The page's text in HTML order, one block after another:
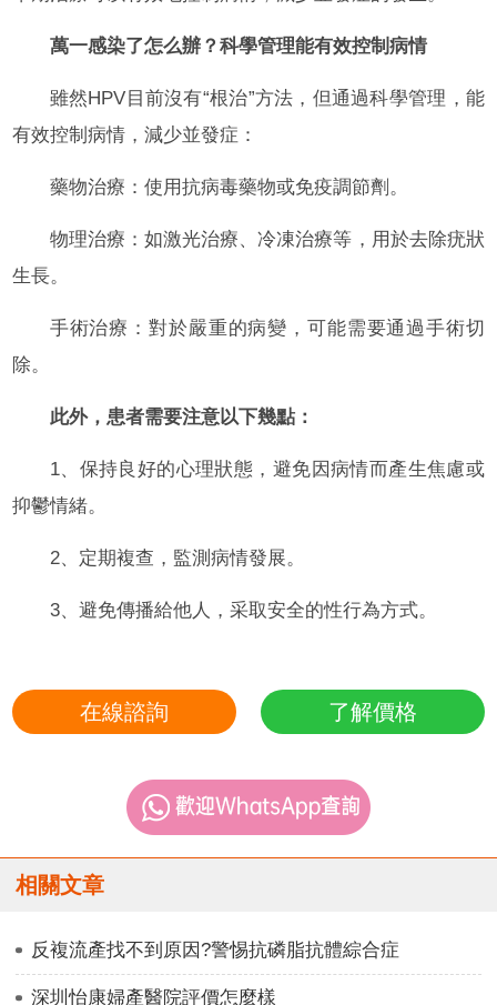
萬一感染了怎么辦？科學管理能有效控制病情
雖然HPV目前沒有“根治”方法，但通過科學管理，能
有效控制病情，減少並發症：
藥物治療：使用抗病毒藥物或免疫調節劑。
物理治療：如激光治療、冷凍治療等，用於去除疣狀
生長。
手術治療：對於嚴重的病變，可能需要通過手術切
除。
此外，患者需要注意以下幾點：
1、保持良好的心理狀態，避免因病情而產生焦慮或
抑鬱情緒。
2、定期複查，監測病情發展。
3、避免傳播給他人，采取安全的性行為方式。
在線諮詢 了解價格
相關文章
反複流產找不到原因?警惕抗磷脂抗體綜合症
深圳怡康婦產醫院評價怎麼樣